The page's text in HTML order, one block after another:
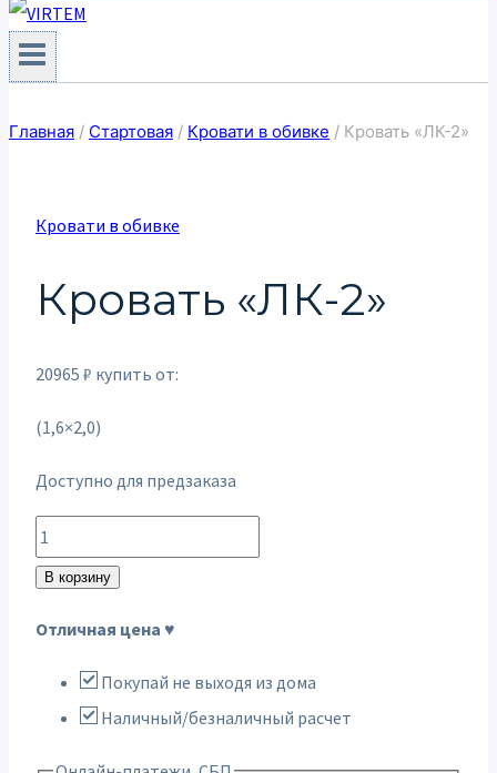
Главная / Стартовая / Кровати в обивке / Кровать «ЛК-2»
Кровати в обивке
Кровать «ЛК-2»
20965 ₽ купить от:
(1,6×2,0)
Доступно для предзаказа
Количество
товара
"ЛК-2"
В корзину
Отличная цена ♥
Покупай не выходя из дома
Наличный/безналичный расчет